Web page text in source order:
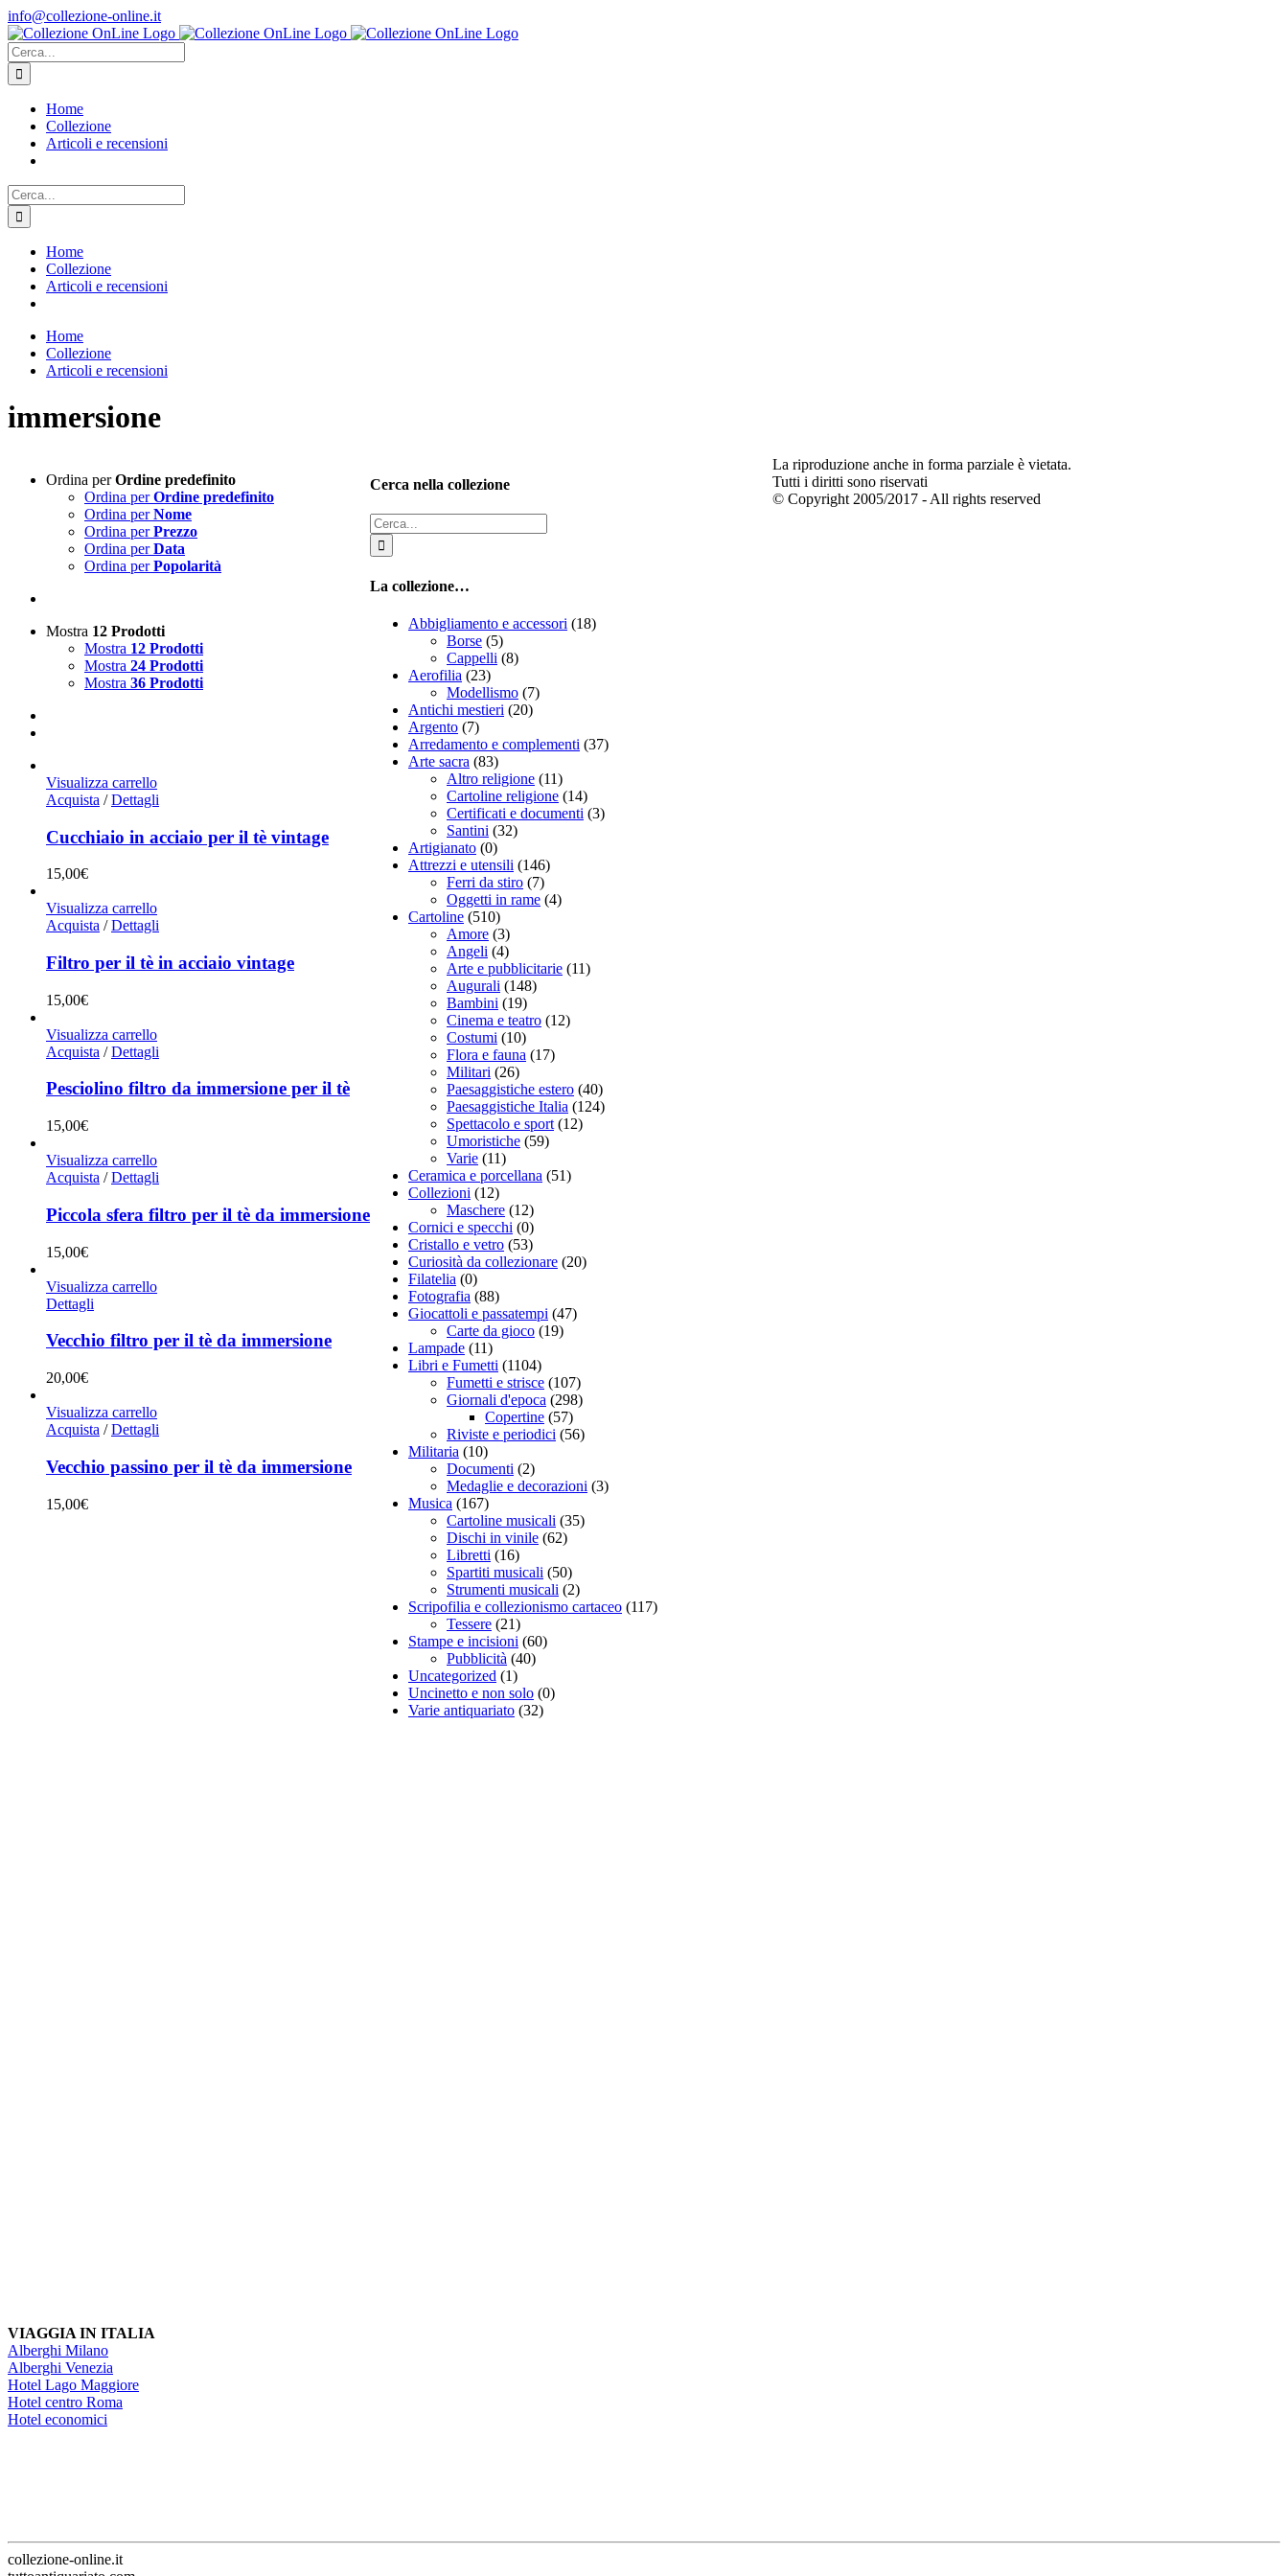
Salta
al
contenuto
info@collezione-online.it
Cerca
per:
Home
Collezione
Articoli e recensioni
Cerca
per:
Home
Collezione
Articoli e recensioni
Home
Collezione
Articoli e recensioni
immersione
Ordina perOrdine predefinito
Ordina perOrdine predefinito
Ordina perNome
Ordina perPrezzo
Ordina perData
Ordina perPopolarità
Mostra 12 Prodotti
Mostra 12 Prodotti
Mostra 24 Prodotti
Mostra 36 Prodotti
Visualizza carrello
Acquista / Dettagli
Cucchiaio in acciaio per il tè vintage
15,00€
Visualizza carrello
Acquista / Dettagli
Filtro per il tè in acciaio vintage
15,00€
Visualizza carrello
Acquista / Dettagli
Pesciolino filtro da immersione per il tè
15,00€
Visualizza carrello
Acquista / Dettagli
Piccola sfera filtro per il tè da immersione
15,00€
Visualizza carrello
Dettagli
Vecchio filtro per il tè da immersione
20,00€
Visualizza carrello
Acquista / Dettagli
Vecchio passino per il tè da immersione
15,00€
Cerca nella collezione
Cerca
per:
La collezione…
Abbigliamento e accessori (18)
Borse (5)
Cappelli (8)
Aerofilia (23)
Modellismo (7)
Antichi mestieri (20)
Argento (7)
Arredamento e complementi (37)
Arte sacra (83)
Altro religione (11)
Cartoline religione (14)
Certificati e documenti (3)
Santini (32)
Artigianato (0)
Attrezzi e utensili (146)
Ferri da stiro (7)
Oggetti in rame (4)
Cartoline (510)
Amore (3)
Angeli (4)
Arte e pubblicitarie (11)
Augurali (148)
Bambini (19)
Cinema e teatro (12)
Costumi (10)
Flora e fauna (17)
Militari (26)
Paesaggistiche estero (40)
Paesaggistiche Italia (124)
Spettacolo e sport (12)
Umoristiche (59)
Varie (11)
Ceramica e porcellana (51)
Collezioni (12)
Maschere (12)
Cornici e specchi (0)
Cristallo e vetro (53)
Curiosità da collezionare (20)
Filatelia (0)
Fotografia (88)
Giocattoli e passatempi (47)
Carte da gioco (19)
Lampade (11)
Libri e Fumetti (1104)
Fumetti e strisce (107)
Giornali d'epoca (298)
Copertine (57)
Riviste e periodici (56)
Militaria (10)
Documenti (2)
Medaglie e decorazioni (3)
Musica (167)
Cartoline musicali (35)
Dischi in vinile (62)
Libretti (16)
Spartiti musicali (50)
Strumenti musicali (2)
Scripofilia e collezionismo cartaceo (117)
Tessere (21)
Stampe e incisioni (60)
Pubblicità (40)
Uncategorized (1)
Uncinetto e non solo (0)
Varie antiquariato (32)
La riproduzione anche in forma parziale è vietata.
Tutti i diritti sono riservati
© Copyright 2005/2017 - All rights reserved
VIAGGIA IN ITALIA
Alberghi Milano
Alberghi Venezia
Hotel Lago Maggiore
Hotel centro Roma
Hotel economici
collezione-online.it